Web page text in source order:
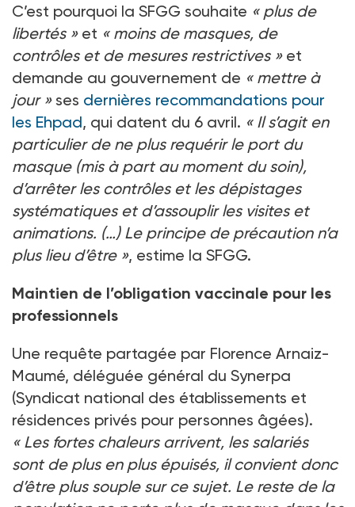
C’est pourquoi la SFGG souhaite « plus de
libertés »et « moins de masques, de
contrôles et de mesures restrictives »et
demande au gouvernement de « mettre à
jour »ses dernières recommandations pour
les Ehpad, qui datent du 6 avril. « Il s’agit en
particulier de ne plus requérir le port du
masque (mis à part au moment du soin),
d’arrêter les contrôles et les dépistages
systématiques et d’assouplir les visites et
animations. (…) Le principe de précaution n’a
plus lieu d’être », estime la SFGG.
Maintien de l’obligation vaccinale pour les
professionnels
Une requête partagée par Florence Arnaiz-
Maumé, déléguée général du Synerpa
(Syndicat national des établissements et
résidences privés pour personnes âgées).
« Les fortes chaleurs arrivent, les salariés
sont de plus en plus épuisés, il convient donc
d’être plus souple sur ce sujet. Le reste de la